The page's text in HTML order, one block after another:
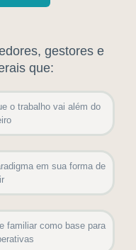
gestores e
que:
o trabalho vai além do
em sua forma de
familiar como base para